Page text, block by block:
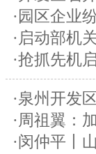
·园区企业
·启动部机
·抢抓先机
·泉州开发
·周祖翼：
·闵仲平丨